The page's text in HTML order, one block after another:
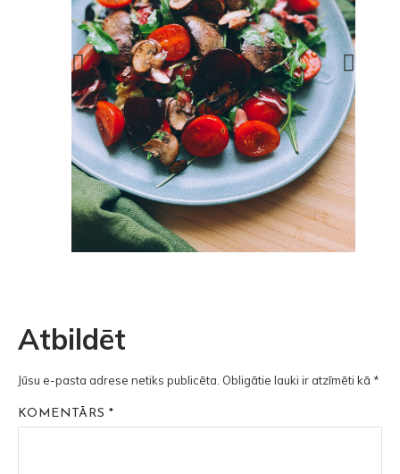
Atbildēt
Jūsu e-pasta adrese netiks publicēta. Obligātie lauki ir atzīmēti kā *
KOMENTĀRS*